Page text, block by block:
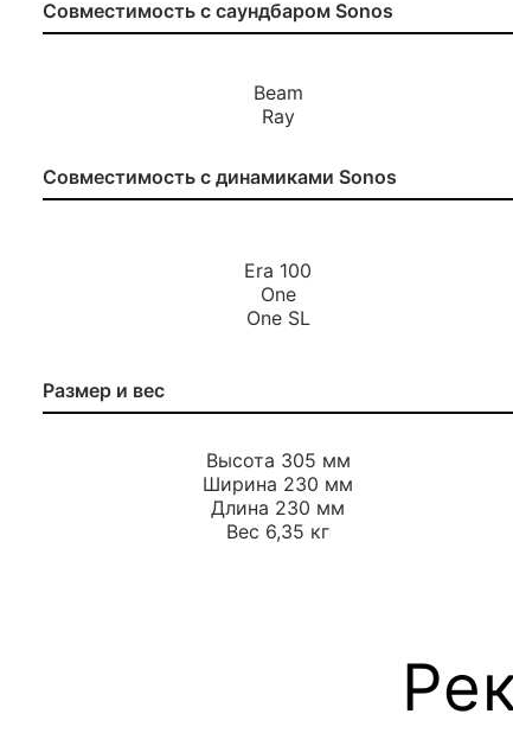
Совместимость с саундбаром Sonos
Beam
Ray
Совместимость с динамиками Sonos
Era 100
One
One SL
Размер и вес
Высота 305 мм
Ширина 230 мм
Длина 230 мм
Вес 6,35 кг